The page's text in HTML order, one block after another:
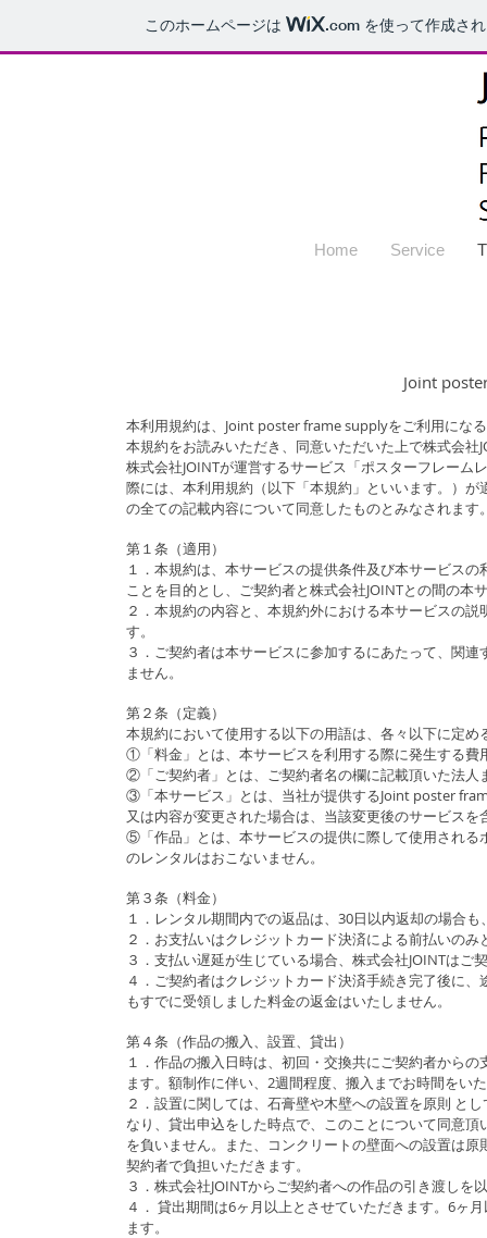
このホームページは .com を使って作成さ
Home Service
Joint
本利用規約は、Joint poster frame supplyをご利用にな
本規約をお読みいただき、同意いただいた上で株式会
株式会社JOINTが運営するサービス「ポスターフレー
際には、本利用規約（以下「本規約」といいます。）
の全ての記載内容について同意したものとみなされます
第１条（適用）
１．本規約は、本サービスの提供条件及び本サービス
ことを目的とし、ご契約者と株式会社JOINTとの間の
２．本規約の内容と、本規約外における本サービスの
す。
３．ご契約者は本サービスに参加するにあたって、関
ません。
第２条（定義）
本規約において使用する以下の用語は、各々以下に定
①「料金」とは、本サービスを利用する際に発生する費
②「ご契約者」とは、ご契約者名の欄に記載頂いた法人
③「本サービス」とは、当社が提供するJoint poster
又は内容が変更された場合は、当該変更後のサービス
⑤「作品」とは、本サービスの提供に際して使用され
のレンタルはおこないません。
第３条（料金）
１．レンタル期間内での返品は、30日以内返却の場合
２．お支払いはクレジットカード決済による前払いのみ
３．支払い遅延が生じている場合、株式会社JOINTは
４．ご契約者はクレジットカード決済手続き完了後に
もすでに受領しました料金の返金はいたしません。
第４条（作品の搬入、設置、貸出）
１．作品の搬入日時は、初回・交換共にご契約者から
ます。額制作に伴い、2週間程度、搬入までお時間をい
２．設置に関しては、石膏壁や木壁への設置を原則 と
なり、貸出申込をした時点で、このことについて同意
を負いません。また、コンクリートの壁面への設置は
契約者で負担いただきます。
３．株式会社JOINTからご契約者への作品の引き渡し
４． 貸出期間は6ヶ月以上とさせていただきます。6ヶ
ます。